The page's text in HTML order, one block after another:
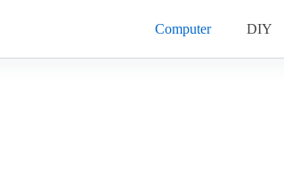
Computer DIY